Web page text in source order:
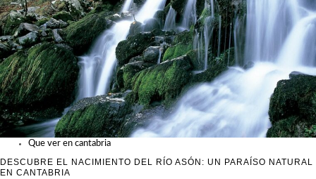
Que ver en cantabria
DESCUBRE EL NACIMIENTO DEL RÍO ASÓN: UN PARAÍSO NATURAL
EN CANTABRIA